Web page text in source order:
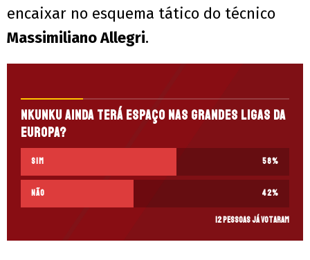
encaixar no esquema tático do técnico
Massimiliano Allegri.
Nkunku ainda terá espaço nas grandes ligas da
Europa?
Sim 58%
Não 42%
12 pessoas já votaram